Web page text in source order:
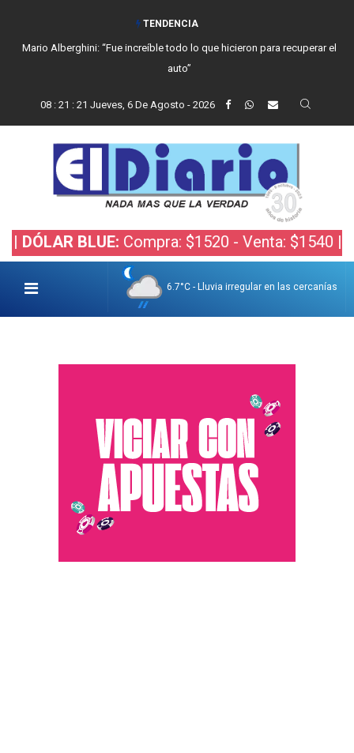
TENDENCIA
Mario Alberghini: “Fue increíble todo lo que hicieron para recuperar el
auto”
08: 21 : 22 Jueves, 6 De Agosto - 2026
BLUE: Compra: $1520 - Venta: $1540 |
6.7°C - Lluvia irregular en las cercanías